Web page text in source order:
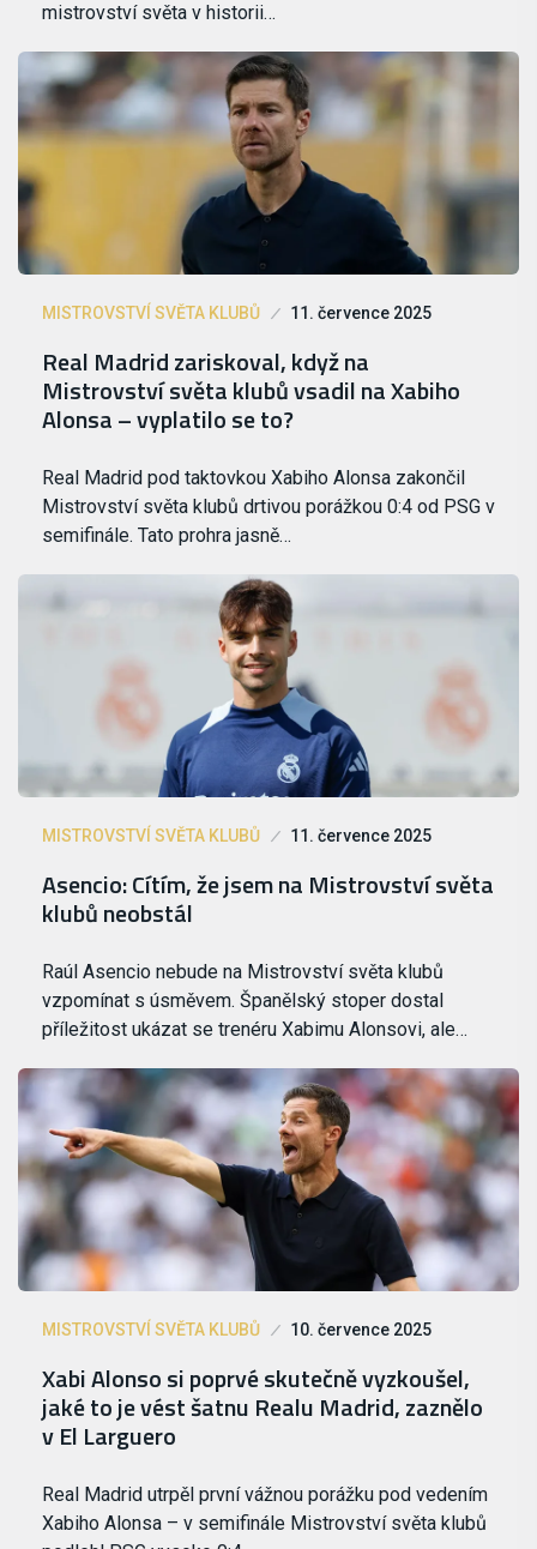
mistrovství světa v historii…
MISTROVSTVÍ SVĚTA KLUBŮ 11. července 2025
Real Madrid zariskoval, když na
Mistrovství světa klubů vsadil na Xabiho
Alonsa – vyplatilo se to?
Real Madrid pod taktovkou Xabiho Alonsa zakončil
Mistrovství světa klubů drtivou porážkou 0:4 od PSG v
semifinále. Tato prohra jasně…
MISTROVSTVÍ SVĚTA KLUBŮ 11. července 2025
Asencio: Cítím, že jsem na Mistrovství světa
klubů neobstál
Raúl Asencio nebude na Mistrovství světa klubů
vzpomínat s úsměvem. Španělský stoper dostal
příležitost ukázat se trenéru Xabimu Alonsovi, ale…
MISTROVSTVÍ SVĚTA KLUBŮ 10. července 2025
Xabi Alonso si poprvé skutečně vyzkoušel,
jaké to je vést šatnu Realu Madrid, zaznělo
v El Larguero
Real Madrid utrpěl první vážnou porážku pod vedením
Xabiho Alonsa – v semifinále Mistrovství světa klubů